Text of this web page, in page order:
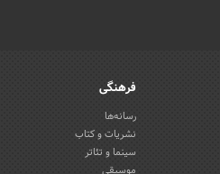
فرهنگی
رسانه‌ها
نشریات و کتاب
سینما و تئاتر
موسیقی